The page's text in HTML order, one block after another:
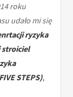
roku
udało mi się
ryzyka
stroiciel
STEPS),